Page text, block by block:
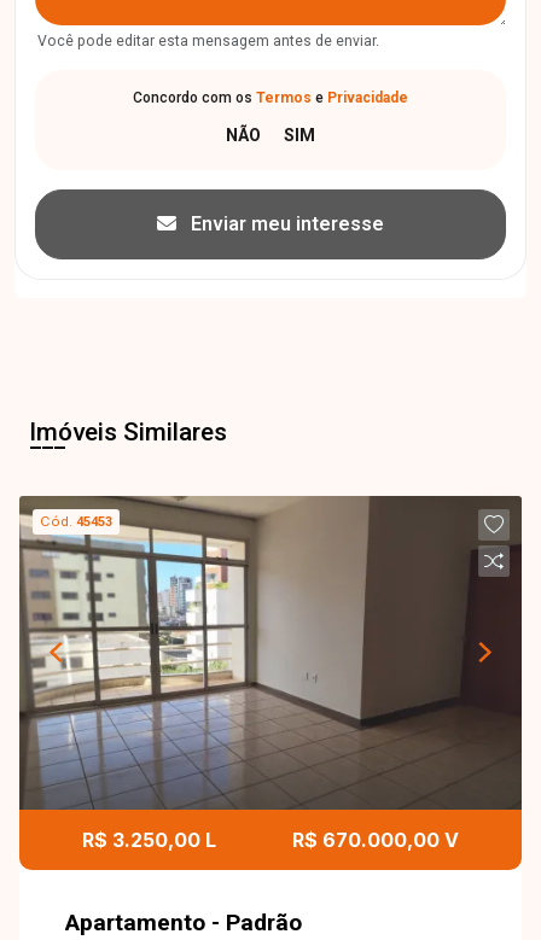
Você pode editar esta mensagem antes de enviar.
Concordo com os Termos e Privacidade
Enviar meu interesse
Imóveis Similares
Cód.45453
R$ 3.250,00 L R$ 670.000,00 V
Apartamento - Padrão